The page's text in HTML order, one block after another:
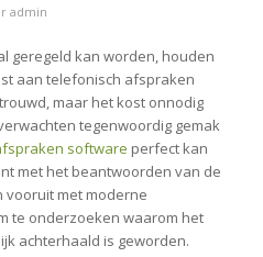
admin
geregeld kan worden, houden
aan telefonisch afspraken
maar het kost onnodig
tegenwoordig gemak
software perfect kan
met het beantwoorden van de
met moderne
te onderzoeken waarom het
achterhaald is geworden.